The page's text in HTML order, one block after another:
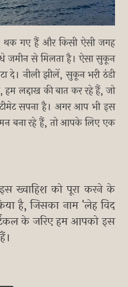
थक गए हैं और किसी ऐसी जगह
जमीन से मिलता है। ऐसा सुकून
दे। नीली झीलें, सुकून भरी ठंडी
लद्दाख की बात कर रहे हैं, जो
सपना है। अगर आप भी इस
बना रहे हैं, तो आपके लिए एक
ख्वाहिश को पूरा करने के
है, जिसका नाम 'लेह विद
के जरिए हम आपको इस